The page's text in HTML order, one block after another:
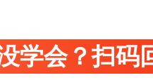
学会？扫码